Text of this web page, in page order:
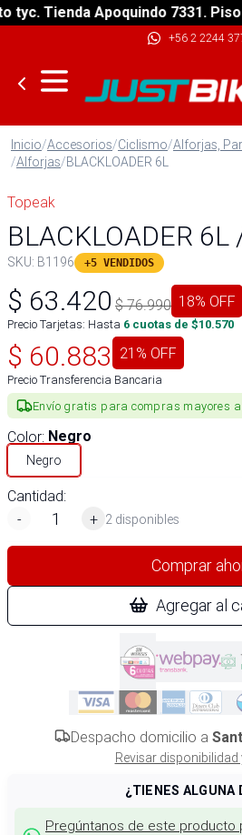
Tienda Apoquindo 7331. Piso 9.
+56 2 2244
Inicio/Accesorios/Ciclismo/Alforjas,
/Alforjas/BLACKLOADER 6L
Topeak
BLACKLOADER
SKU: B1196 +5 VENDIDOS
$ 63.420 $76.990 18% OFF
Precio Tarjetas: Hasta 6 cuotas de $10.570
$ 60.883 21 % OFF
Precio Transferencia Bancaria
Envío gratis para compras mayores
Color: Negro
Negro
Cantidad:
-
+ 2 disponibles
Comprar
Agregar al
Despacho domicilio a
Revisar disponibilidad
¿TIENES ALGUNA
Pregúntanos de este producto